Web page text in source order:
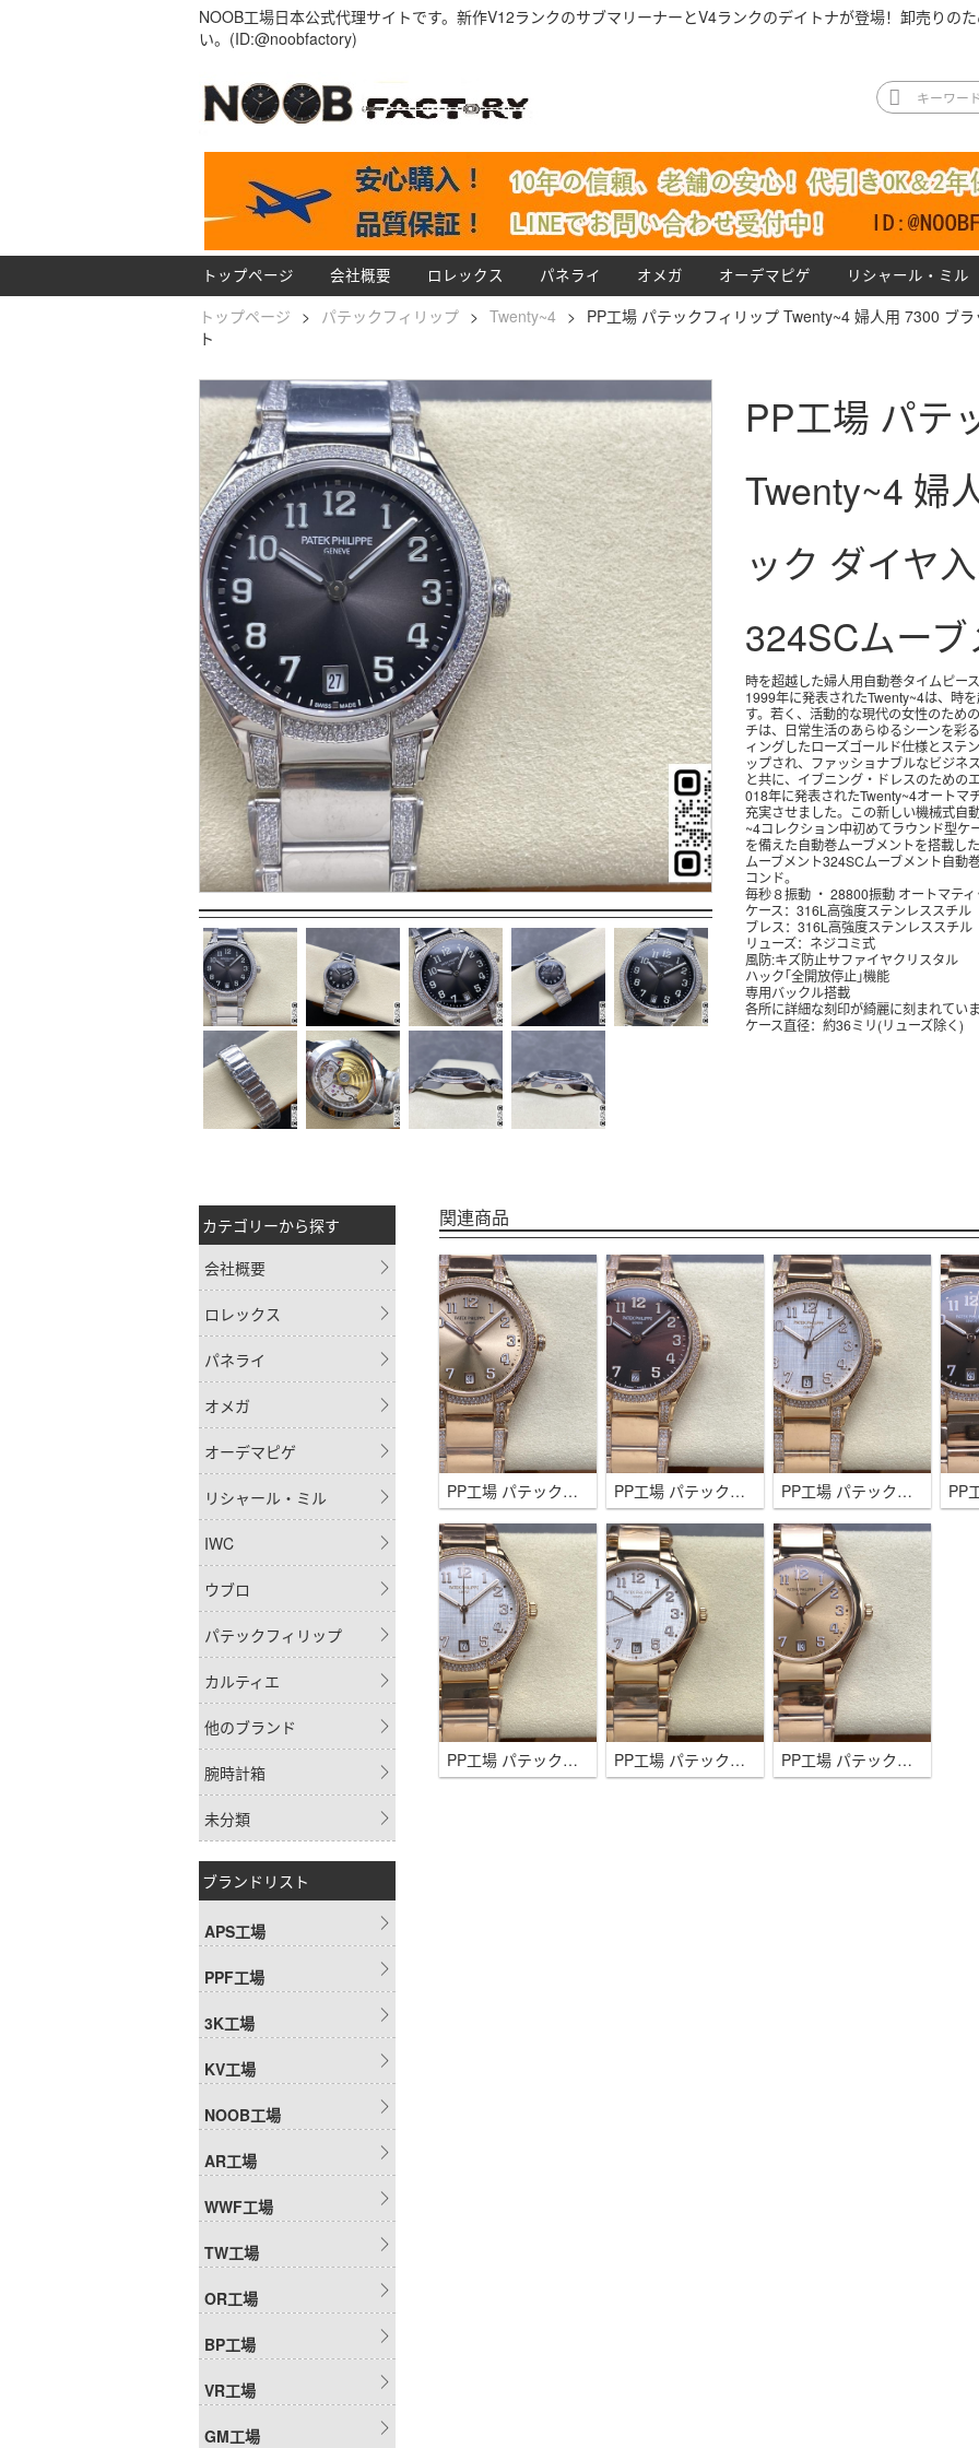
NOOB工場日本公式代理サイトです。新作V12ランクのサブマリーナーとV4ランクのデイトナが登場！卸売りの
い。(ID:@noobfactory)
トップページ 会社概要 ロレックス パネライ オメガ オーデマピゲ リシャール・ミル
トップページ > パテックフィリップ > Twenty~4 > PP工場 パテックフィリップ Twenty~4 婦人用 7300 ブ
ト
PP工場 パテ
Twenty~4 婦
ック ダイヤ
324SCムー
時を超越した婦人用自動巻タイムピース
1999年に発表されたTwenty~4は、時を超越した女性のエレガンスを体現していま
す。若く、活動的な現代の女性のため
チは、日常生活のあらゆるシーンを彩
ィングしたローズゴールド仕様とステ
ップされ、ファッショナブルなビジネ
と共に、イブニング・ドレスのための
018年に発表されたTwenty~4オートマ
充実させました。この新しい機械式自
~4コレクション中初めてラウンド型ケ
を備えた自動巻ムーブメントを搭載し
ムーブメント324SCムーブメント自動
コンド。
毎秒８振動 ・ 28800振動 オートマテ
ケース： 316L高強度ステンレススチル
ブレス： 316L高強度ステンレススチル
リューズ：ネジコミ式
風防:キズ防止サファイヤクリスタル
ハック｢全開放停止｣機能
専用バックル搭載
各所に詳細な刻印が綺麗に刻まれてい
ケース直径：約36ミリ(リューズ除く)
カテゴリーから探す
会社概要
ロレックス
パネライ
オメガ
オーデマピゲ
リシャール・ミル
IWC
ウブロ
パテックフィリップ
カルティエ
他のブランド
腕時計箱
未分類
ブランドリスト
APS工場
PPF工場
3K工場
KV工場
NOOB工場
AR工場
WWF工場
TW工場
OR工場
BP工場
VR工場
GM工場
関連商品
PP工場 パテックフィリップ Twenty~4 婦人用 7300 ダイヤ入れ ゴールド 36mm 324SCムーブメント PP工場 パテックフィリップ Twenty~4 婦人用 7300 ダイヤ入れ チョコレート 36mm 324SCムーブメ PP工場 パテックフィリップ Twenty~4 婦人用 7300 ダイヤ入れ シルバー 36mm 324SCムーブメント
PP工場 パテックフィリップ Twenty~4 婦人用 7300 ダイヤベゼル シルバー 36mm 324SCムーブメン PP工場 パテックフィリップ Twenty~4 婦人用 7300 シルバー ローズゴールド 36mm 324SCムーブメ PP工場 パテックフィリップ Twenty~4 婦人用 7300 ローズゴールド 36mm 324SCムーブメント